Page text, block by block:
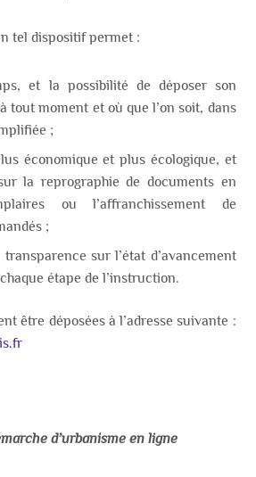
tel dispositif permet :
et la possibilité de déposer son
tout moment et où que l’on soit, dans
;
économique et plus écologique, et
la reprographie de documents en
ou l’affranchissement de
;
sur l’état d’avancement
étape de l’instruction.
être déposées à l’adresse suivante :
d’urbanisme en ligne